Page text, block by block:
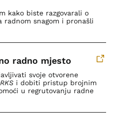
kako biste razgovarali o
radnom snagom i pronašli
radno mjesto
​​​​svoje otvorene
i dobiti pristup brojnim
u regrutovanju radne